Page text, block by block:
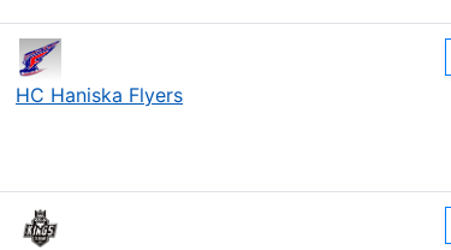
HC Haniska Flyers